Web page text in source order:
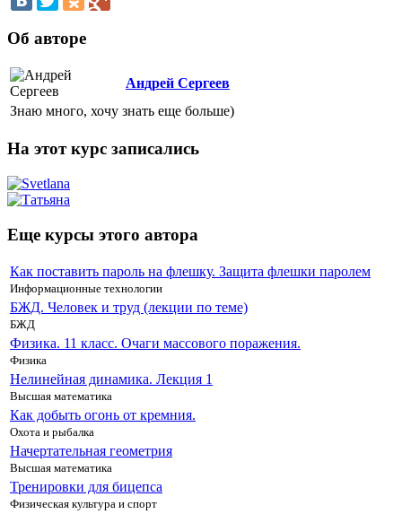
Об авторе
Андрей Сергеев
Знаю много, хочу знать еще больше)
На этот курс записались
Еще курсы этого автора
Как поставить пароль на флешку. Защита флешки паролем
Информационные технологии
БЖД. Человек и труд (лекции по теме)
БЖД
Физика. 11 класс. Очаги массового поражения.
Физика
Нелинейная динамика. Лекция 1
Высшая математика
Как добыть огонь от кремния.
Охота и рыбалка
Начертательная геометрия
Высшая математика
Тренировки для бицепса
Физическая культура и спорт